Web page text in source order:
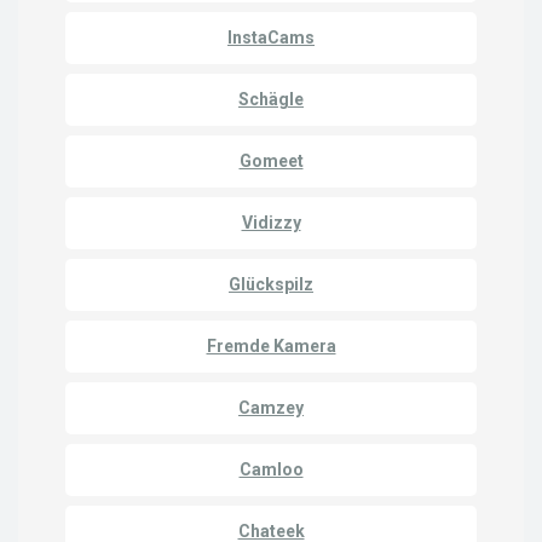
InstaCams
Schägle
Gomeet
Vidizzy
Glückspilz
Fremde Kamera
Camzey
Camloo
Chateek